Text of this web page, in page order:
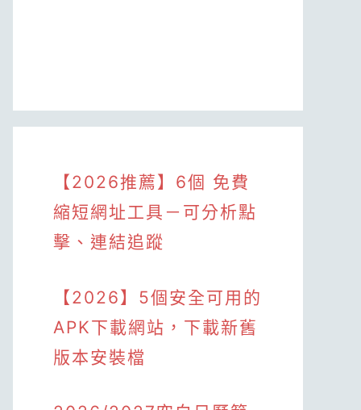
【2026推薦】6個 免費
縮短網址工具－可分析點
擊、連結追蹤
【2026】5個安全可用的
APK下載網站，下載新舊
版本安裝檔